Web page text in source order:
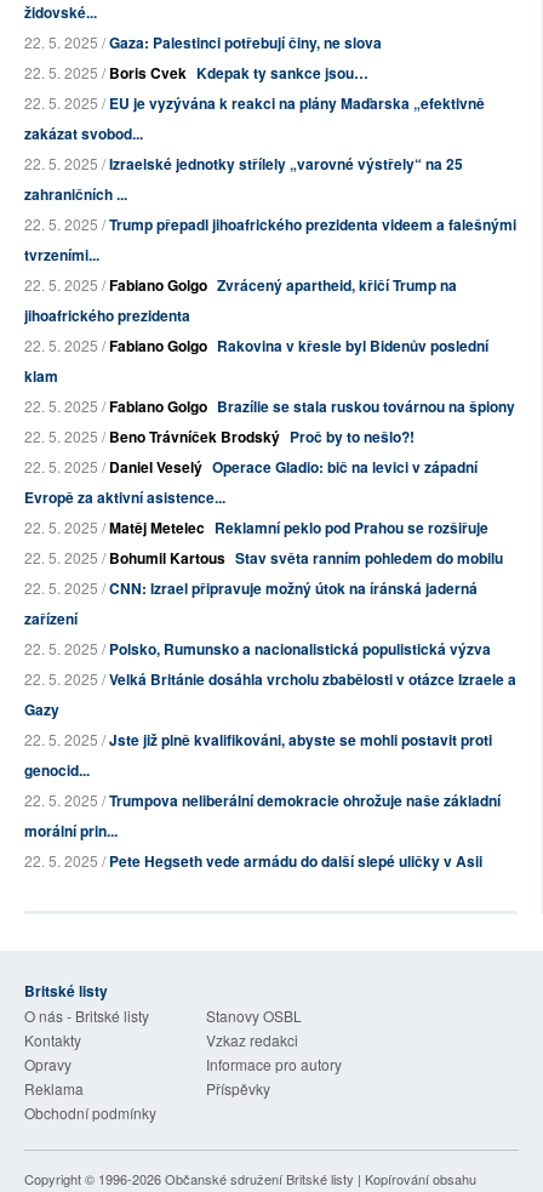
židovské...
22. 5. 2025 /Gaza: Palestinci potřebují činy, ne slova
22. 5. 2025 /Boris Cvek Kdepak ty sankce jsou…
22. 5. 2025 /EU je vyzývána k reakci na plány Maďarska „efektivně
zakázat svobod...
22. 5. 2025 /Izraelské jednotky střílely „varovné výstřely“ na 25
zahraničních ...
22. 5. 2025 /Trump přepadl jihoafrického prezidenta videem a falešnými
tvrzeními...
22. 5. 2025 /Fabiano Golgo Zvrácený apartheid, křičí Trump na
jihoafrického prezidenta
22. 5. 2025 /Fabiano Golgo Rakovina v křesle byl Bidenův poslední
klam
22. 5. 2025 /Fabiano Golgo Brazílie se stala ruskou továrnou na špiony
22. 5. 2025 /Beno Trávníček Brodský Proč by to nešlo?!
22. 5. 2025 /Daniel Veselý Operace Gladio: bič na levici v západní
Evropě za aktivní asistence...
22. 5. 2025 /Matěj Metelec Reklamní peklo pod Prahou se rozšiřuje
22. 5. 2025 /Bohumil Kartous Stav světa ranním pohledem do mobilu
22. 5. 2025 /CNN: Izrael připravuje možný útok na íránská jaderná
zařízení
22. 5. 2025 /Polsko, Rumunsko a nacionalistická populistická výzva
22. 5. 2025 /Velká Británie dosáhla vrcholu zbabělosti v otázce Izraele a
Gazy
22. 5. 2025 /Jste již plně kvalifikováni, abyste se mohli postavit proti
genocid...
22. 5. 2025 /Trumpova neliberální demokracie ohrožuje naše základní
morální prin...
22. 5. 2025 /Pete Hegseth vede armádu do další slepé uličky v Asii
Britské listy
O nás - Britské listy
Stanovy OSBL
Kontakty
Vzkaz redakci
Opravy
Informace pro autory
Reklama
Příspěvky
Obchodní podmínky
Copyright © 1996-2026Občanské sdružení Britské listy | Kopírování obsahu